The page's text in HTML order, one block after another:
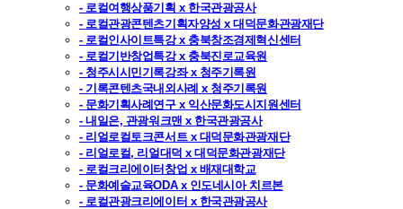
- 로컬여행상품기획 x 한국관광공사
- 로컬관광콘텐츠기획자양성 x 대덕문화관광재단
- 로컬인사이트특강 x 충북창조경제혁신센터
- 로컬기반창업특강 x 충북진로교육원
- 청주시시민기록강좌 x 청주기록원
- 기록콘텐츠국내외사례 x 청주기록원
- 문화기획사례연구 x 익산문화도시지원센터
- 내일은, 관광워크맨 x 한국관광공사
- 리얼로컬토크콘서트 x 대덕문화관광재단
- 리얼로컬, 리얼대덕 x 대덕문화관광재단
- 로컬크리에이터창업 x 배재대학교
- 문화예술교육ODA x 인도네시아 치르본
- 로컬관광크리에이터 x 한국관광공사